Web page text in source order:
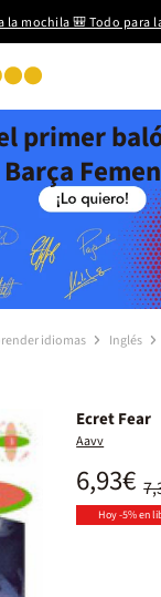
la mochila 🎒 Todo para
primer
Barça
idiomas Inglés
Ecret Fear
Aavv
6,93€
Hoy -5% en